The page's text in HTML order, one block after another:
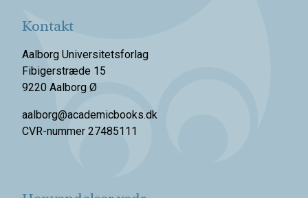
Kontakt
Aalborg Universitetsforlag
Fibigerstræde 15
9220 Aalborg Ø
aalborg@academicbooks.dk
CVR-nummer 27485111